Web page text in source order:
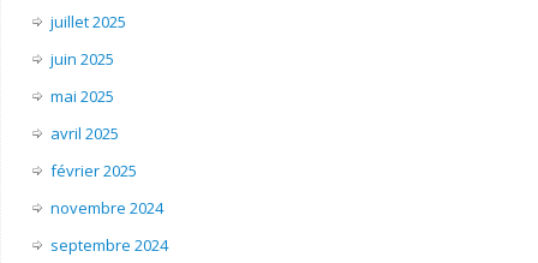
juillet 2025
juin 2025
mai 2025
avril 2025
février 2025
novembre 2024
septembre 2024